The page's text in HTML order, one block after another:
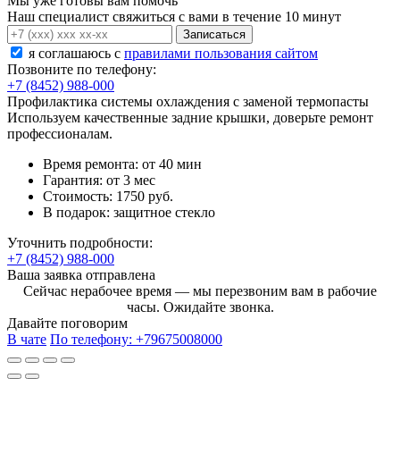
Наш специалист свяжиться с вами в течение 10 минут
Записаться
я соглашаюсь c правилами пользования сайтом
Позвоните по телефону:
+7 (8452) 988-000
Профилактика системы охлаждения с заменой термопасты
Используем качественные задние крышки, доверьте ремонт
профессионалам.
Время ремонта: от 40 мин
Гарантия: от 3 мес
Стоимость: 1750 руб.
В подарок: защитное стекло
Уточнить подробности:
+7 (8452) 988-000
Ваша заявка отправлена
Сейчас нерабочее время — мы перезвоним вам в рабочие
часы. Ожидайте звонка.
Давайте поговорим
В чате По телефону: +79675008000